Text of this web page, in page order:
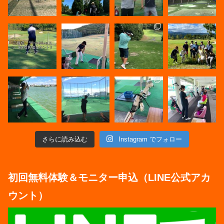
さらに読み込む Instagram でフォロー
初回無料体験＆モニター申込（LINE公式アカ
ウント）